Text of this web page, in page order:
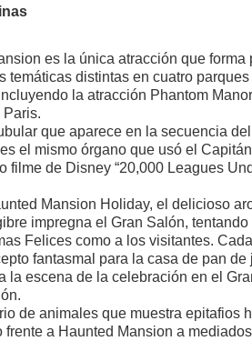
es la única atracción que forma
temáticas distintas en cuatro parques
la atracción Phantom
Paris.
que aparece en la secuencia
el mismo órgano que usó el
filme de Disney “20,000 Leagues
Mansion Holiday, el delicioso
impregna el Gran Salón, tentando
Felices como a los visitantes.
fantasmal para la casa de pan de
la escena de la celebración en el
de animales que muestra epitafios
frente a Haunted Mansion a